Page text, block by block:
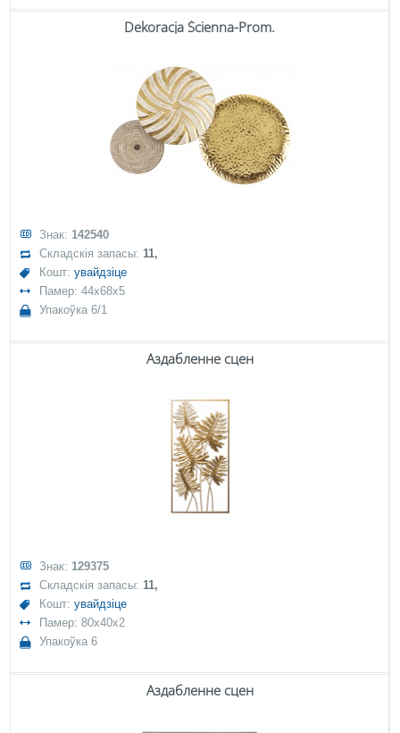
Dekoracja Ścienna-Prom.
Знак: 142540
Складскія запасы:11,
Кошт:увайдзіце
Памер: 44x68x5
Упакоўка 6/1
Аздабленне сцен
Знак: 129375
Складскія запасы:11,
Кошт:увайдзіце
Памер: 80x40x2
Упакоўка 6
Аздабленне сцен